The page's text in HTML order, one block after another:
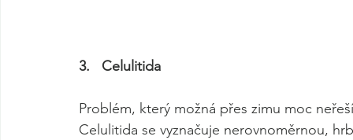
3.   Celulitida
Problém, který možná přes zimu moc
Celulitida se vyznačuje nerovnoměrnou,